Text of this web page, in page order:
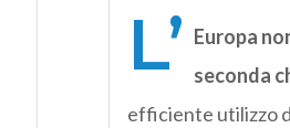
L’ Europa
seconda
efficiente utilizzo